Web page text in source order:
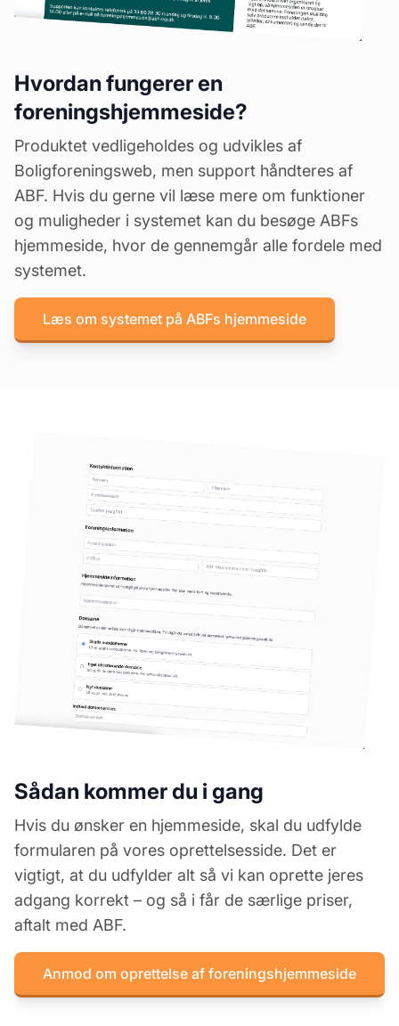
Hvordan fungerer en
foreningshjemmeside?
Produktet vedligeholdes og udvikles af
Boligforeningsweb, men support håndteres af
ABF. Hvis du gerne vil læse mere om funktioner
og muligheder i systemet kan du besøge ABFs
hjemmeside, hvor de gennemgår alle fordele med
systemet.
Læs om systemet på ABFs hjemmeside
Sådan kommer du i gang
Hvis du ønsker en hjemmeside, skal du udfylde
formularen på vores oprettelsesside. Det er
vigtigt, at du udfylder alt så vi kan oprette jeres
adgang korrekt – og så i får de særlige priser,
aftalt med ABF.
Anmod om oprettelse af foreningshjemmeside